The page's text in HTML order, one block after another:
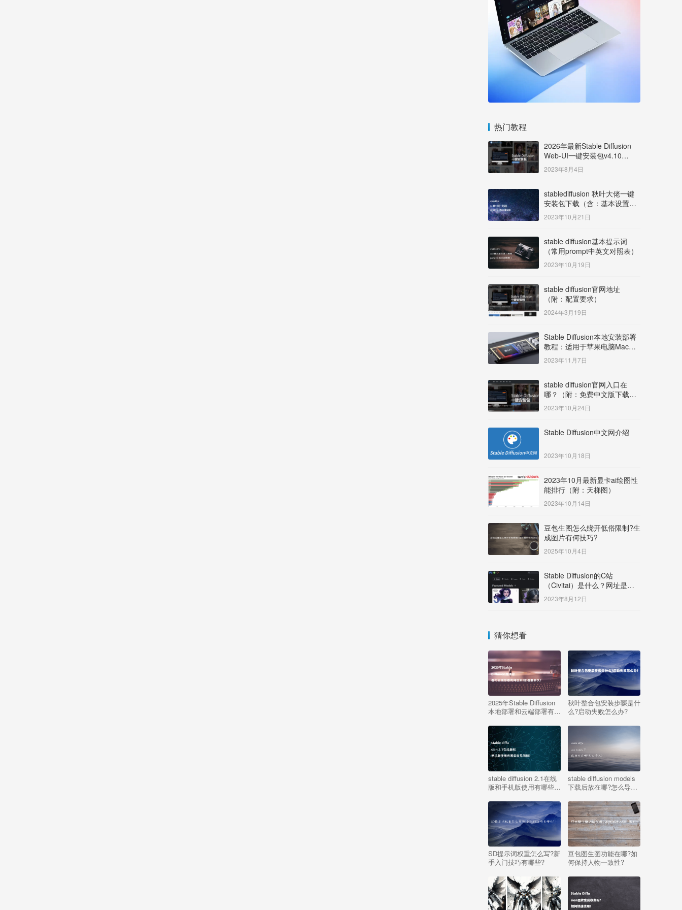
热门教程
2026年最新Stable Diffusion
Web-UI一键安装包v4.10
Windows版【支持50系显卡】
2023年8月4日
stablediffusion 秋叶大佬一键
安装包下载（含：基本设置说
明）
2023年10月21日
stable diffusion基本提示词
（常用prompt中英文对照表）
2023年10月19日
stable diffusion官网地址
（附：配置要求）
2024年3月19日
Stable Diffusion本地安装部署
教程：适用于苹果电脑Mac
OS系统M系列芯片：
MacBook/iMac等
2023年11月7日
stable diffusion官网入口在
哪？（附：免费中文版下载安
装教程）
2023年10月24日
Stable Diffusion中文网介绍
2023年10月18日
2023年10月最新显卡ai绘图性
能排行（附：天梯图）
2023年10月14日
豆包生图怎么绕开低俗限制?生
成图片有何技巧?
2025年10月4日
Stable Diffusion的C站
（Civitai）是什么？网址是多
少？
2023年8月12日
猜你想看
2025年Stable Diffusion
本地部署和云端部署有何
秋叶整合包安装步骤是什
么?启动失败怎么办?
stable diffusion 2.1在线
版和手机版使用有哪些常
stable diffusion models
下载后放在哪?怎么导
SD提示词权重怎么写?新
手入门技巧有哪些?
豆包图生图功能在哪?如
何保持人物一致性?